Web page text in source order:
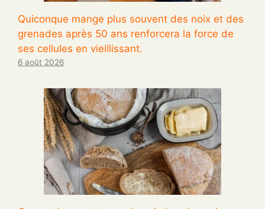
Quiconque mange plus souvent des noix et des
grenades après 50 ans renforcera la force de
ses cellules en vieillissant.
6 août 2026